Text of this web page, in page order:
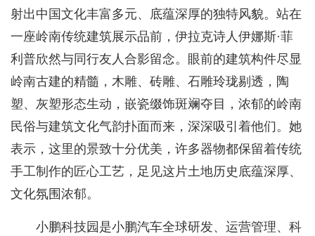
射出中国文化丰富多元、底蕴深厚的独特风貌。站在
一座岭南传统建筑展示品前，伊拉克诗人伊娜斯·菲
利普欣然与同行友人合影留念。眼前的建筑构件尽显
岭南古建的精髓，木雕、砖雕、石雕玲珑剔透，陶
塑、灰塑形态生动，嵌瓷缀饰斑斓夺目，浓郁的岭南
民俗与建筑文化气韵扑面而来，深深吸引着他们。她
表示，这里的景致十分优美，许多器物都保留着传统
手工制作的匠心工艺，足见这片土地历史底蕴深厚、
文化氛围浓郁。
小鹏科技园是小鹏汽车全球研发、运营管理、科